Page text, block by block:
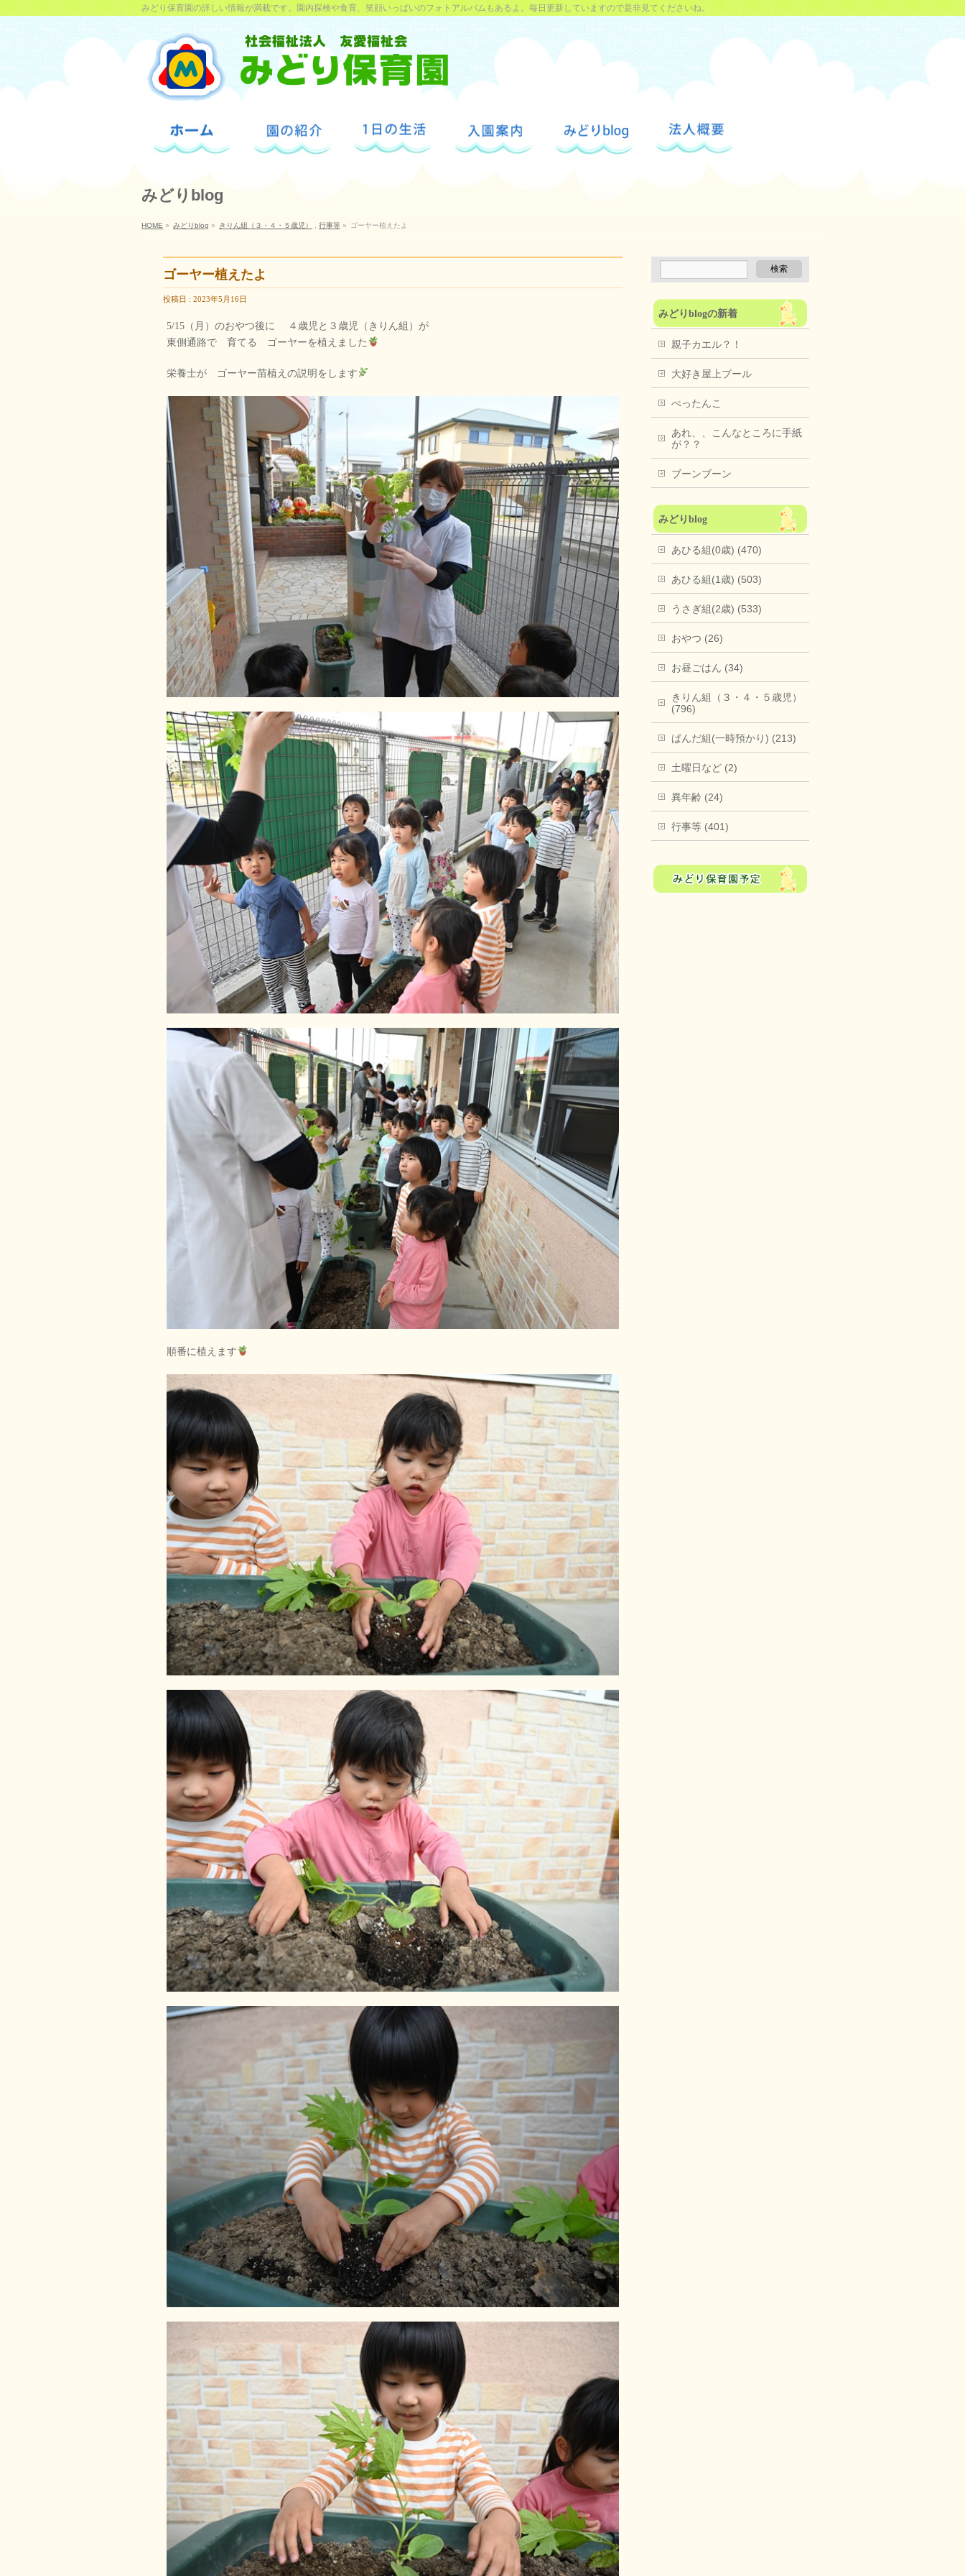
みどり保育園の詳しい情報が満載です。園内探検や食育、笑顔いっぱいのフォトアルバムもあるよ。毎日更新していますので是非見てくださいね。
みどりblog
HOME » みどりblog » きりん組（３・４・５歳児） 行事等 » ゴーヤー植えたよ
ゴーヤー植えたよ
投稿日 : 2023年5月16日
5/15（月）のおやつ後に ４歳児と３歳児（きりん組）が
東側通路で 育てる ゴーヤーを植えました
栄養士が ゴーヤー苗植えの説明をします
順番に植えます
みどりblogの新着
親子カエル？！
大好き屋上プール
ぺったんこ
あれ、、こんなところに手紙
が？？
ブーンブーン
みどりblog
あひる組(0歳) (470)
あひる組(1歳) (503)
うさぎ組(2歳) (533)
おやつ (26)
お昼ごはん (34)
きりん組（３・４・５歳児）
(796)
ぱんだ組(一時預かり) (213)
土曜日など (2)
異年齢 (24)
行事等 (401)